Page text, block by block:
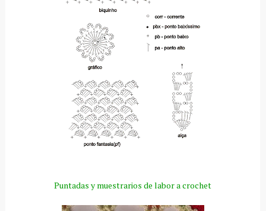
Puntadas y muestrarios de labor a crochet